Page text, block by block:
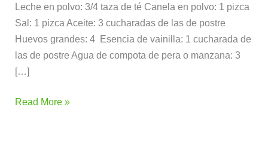
Leche en polvo: 3/4 taza de té Canela en polvo: 1 pizca
Sal: 1 pizca Aceite: 3 cucharadas de las de postre
Huevos grandes: 4 Esencia de vainilla: 1 cucharada de
las de postre Agua de compota de pera o manzana: 3
[…]
Read More »